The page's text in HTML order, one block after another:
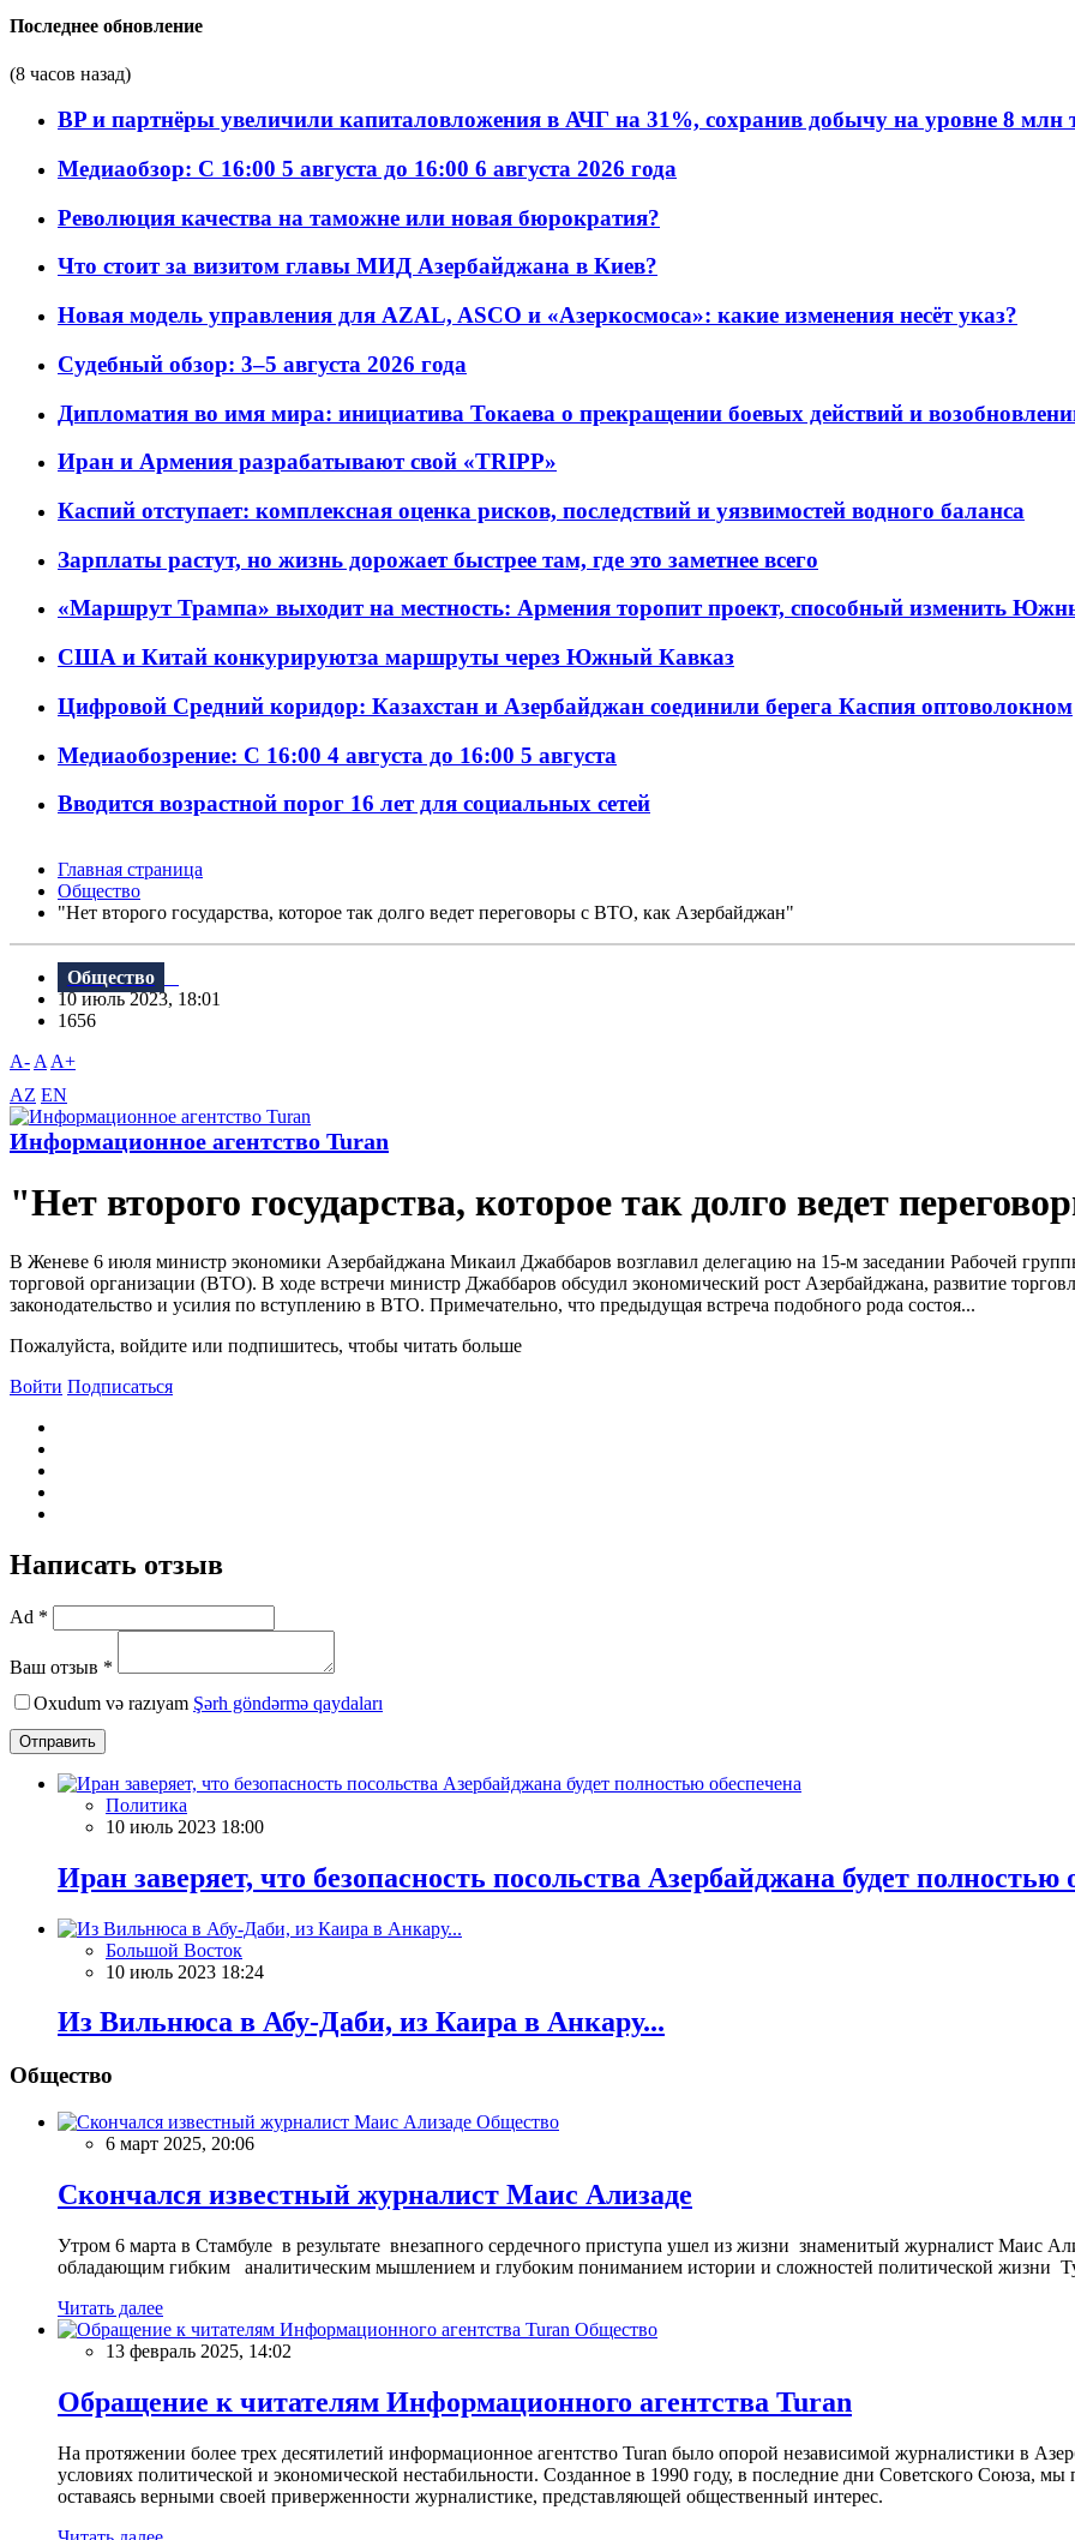
Последнее обновление
(8 часов назад)
BP и партнёры увеличили капиталовложения в АЧГ на 31%, сохранив добычу на уровне 8 млн
Медиаобзор: С 16:00 5 августа до 16:00 6 августа 2026 года
Революция качества на таможне или новая бюрократия?
Что стоит за визитом главы МИД Азербайджана в Киев?
Новая модель управления для AZAL, ASCO и «Азеркосмоса»: какие изменения несёт указ?
Судебный обзор: 3–5 августа 2026 года
Дипломатия во имя мира: инициатива Токаева о прекращении боевых действий и
Иран и Армения разрабатывают свой «TRIPP»
Каспий отступает: комплексная оценка рисков, последствий и уязвимостей водного баланса
Зарплаты растут, но жизнь дорожает быстрее там, где это заметнее всего
«Маршрут Трампа» выходит на местность: Армения торопит проект, способный изменить
США и Китай конкурируютза маршруты через Южный Кавказ
Цифровой Средний коридор: Казахстан и Азербайджан соединили берега Каспия оптоволокном
Медиаобозрение: С 16:00 4 августа до 16:00 5 августа
Вводится возрастной порог 16 лет для социальных сетей
Главная страница
Общество
"Нет второго государства, которое так долго ведет переговоры с ВТО, как Азербайджан"
Общество
10 июль 2023, 18:01
1656
A- A A+
AZ EN
Информационное агентство Turan
"Нет второго государства, которое так долго ведет
В Женеве 6 июля министр экономики Азербайджана Микаил Джаббаров возглавил делегацию на 15-м заседании Рабочей
торговой организации (ВТО). В ходе встречи министр Джаббаров обсудил экономический рост Азербайджана, развитие
законодательство и усилия по вступлению в ВТО. Примечательно, что предыдущая встреча подобного рода состоя...
Пожалуйста, войдите или подпишитесь, чтобы читать больше
Войти Подписаться
Написать отзыв
Ad *
Ваш отзыв *
Oxudum və razıyam Şərh göndərmə qaydaları
Отправить
Политика
10 июль 2023 18:00
Иран заверяет, что безопасность посольства Азербайджана будет полностью
Большой Восток
10 июль 2023 18:24
Из Вильнюса в Абу-Даби, из Каира в Анкару...
Общество
Общество
6 март 2025, 20:06
Скончался известный журналист Маис Ализаде
Утром 6 марта в Стамбуле в результате внезапного сердечного приступа ушел из жизни знаменитый журналист Маис
обладающим гибким аналитическим мышлением и глубоким пониманием истории и сложностей политической жизни
Читать далее
Общество
13 февраль 2025, 14:02
Обращение к читателям Информационного агентства Turan
На протяжении более трех десятилетий информационное агентство Turan было опорой независимой журналистики в
условиях политической и экономической нестабильности. Созданное в 1990 году, в последние дни Советского Союза,
оставаясь верными своей приверженности журналистике, представляющей общественный интерес.